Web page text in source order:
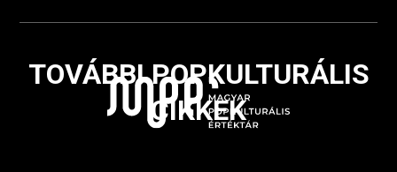
TOVÁBBI POPKULTURÁLIS
CIKKEK